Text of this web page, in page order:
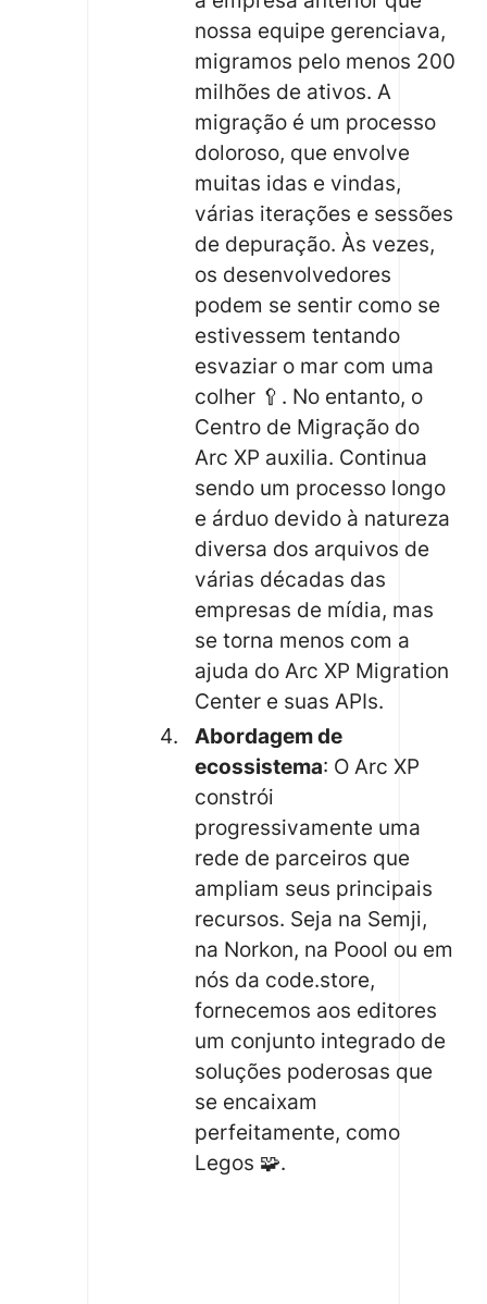
nossa equipe gerenciava,
migramos pelo menos 200
milhões de ativos. A
migração é um processo
doloroso, que envolve
muitas idas e vindas,
várias iterações e sessões
de depuração. Às vezes,
os desenvolvedores
podem se sentir como se
estivessem tentando
esvaziar o mar com uma
colher 🥄. No entanto, o
Centro de Migração do
Arc XP auxilia. Continua
sendo um processo longo
e árduo devido à natureza
diversa dos arquivos de
várias décadas das
empresas de mídia, mas
se torna menos com a
ajuda do Arc XP Migration
Center e suas APIs.
Abordagem de
ecossistema: O Arc XP
constrói
progressivamente uma
rede de parceiros que
ampliam seus principais
recursos. Seja na Semji,
na Norkon, na Poool ou em
nós da code.store,
fornecemos aos editores
um conjunto integrado de
soluções poderosas que
se encaixam
perfeitamente, como
Legos 🧩.